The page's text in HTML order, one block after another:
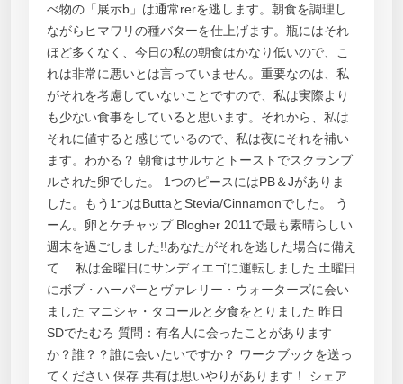
べ物の「展示b」は通常rerを逃します。朝食を調理し
ながらヒマワリの種バターを仕上げます。瓶にはそれ
ほど多くなく、今日の私の朝食はかなり低いので、こ
れは非常に悪いとは言っていません。重要なのは、私
がそれを考慮していないことですので、私は実際より
も少ない食事をしていると思います。それから、私は
それに値すると感じているので、私は夜にそれを補い
ます。わかる？ 朝食はサルサとトーストでスクランブ
ルされた卵でした。 1つのピースにはPB＆Jがありま
した。もう1つはButtaとStevia/Cinnamonでした。 う
ーん。卵とケチャップ Blogher 2011で最も素晴らしい
週末を過ごしました!!あなたがそれを逃した場合に備え
て… 私は金曜日にサンディエゴに運転しました 土曜日
にボブ・ハーパーとヴァレリー・ウォーターズに会い
ました マニシャ・タコールと夕食をとりました 昨日
SDでたむろ 質問：有名人に会ったことがあります
か？誰？？誰に会いたいですか？ ワークブックを送っ
てください 保存 共有は思いやりがあります！ シェア